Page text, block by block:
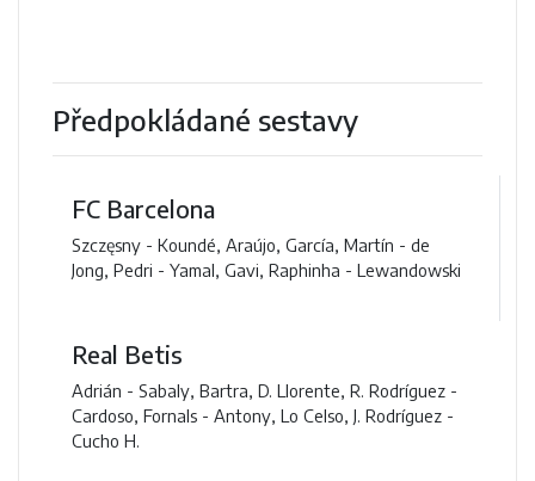
Předpokládané sestavy
FC Barcelona
Szczęsny - Koundé, Araújo, García, Martín - de
Jong, Pedri - Yamal, Gavi, Raphinha - Lewandowski
Real Betis
Adrián - Sabaly, Bartra, D. Llorente, R. Rodríguez -
Cardoso, Fornals - Antony, Lo Celso, J. Rodríguez -
Cucho H.